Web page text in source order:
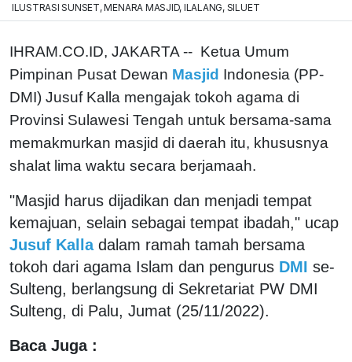
ILUSTRASI SUNSET, MENARA MASJID, ILALANG, SILUET
IHRAM.CO.ID, JAKARTA -- Ketua Umum
Pimpinan Pusat Dewan Masjid Indonesia (PP-
DMI) Jusuf Kalla mengajak tokoh agama di
Provinsi Sulawesi Tengah untuk bersama-sama
memakmurkan masjid di daerah itu, khususnya
shalat lima waktu secara berjamaah.
"Masjid harus dijadikan dan menjadi tempat
kemajuan, selain sebagai tempat ibadah," ucap
Jusuf Kalla dalam ramah tamah bersama
tokoh dari agama Islam dan pengurus DMI se-
Sulteng, berlangsung di Sekretariat PW DMI
Sulteng, di Palu, Jumat (25/11/2022).
Baca Juga :